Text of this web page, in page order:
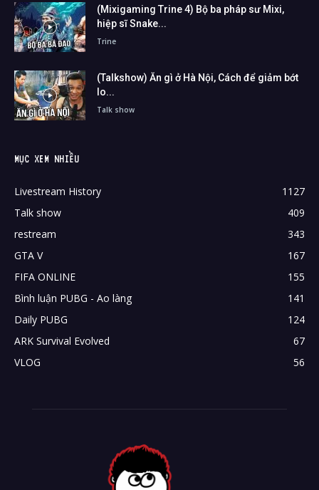
(Mixigaming Trine 4) Bộ ba pháp sư Mixi,
hiệp sĩ Snake...
Trine
(Talkshow) Ăn gì ở Hà Nội, Cách để giảm bớt
lo...
Talk show
MỤC XEM NHIỀU
Livestream History
1127
Talk show
409
restream
343
GTA V
167
FIFA ONLINE
155
Bình luận PUBG - Ao làng
141
Daily PUBG
124
ARK Survival Evolved
67
VLOG
56